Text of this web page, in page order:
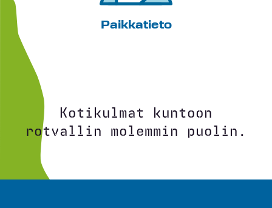
Paikkatieto
Kotikulmat kuntoon
rotvallin molemmin puolin.